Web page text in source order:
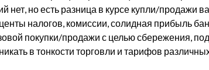
нет, но есть разница в курсе купли/продажи
налогов, комиссии, солидная прибыль
покупки/продажи с целью сбережения,
в тонкости торговли и тарифов